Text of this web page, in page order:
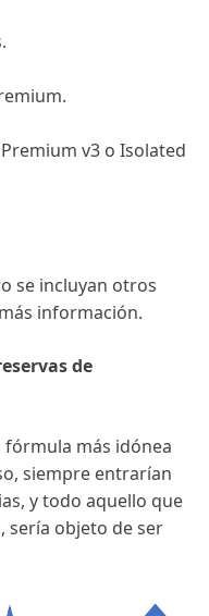
v3 o Isolated
se incluyan otros
información.
de
fórmula más idónea
siempre entrarían
y todo aquello que
sería objeto de ser